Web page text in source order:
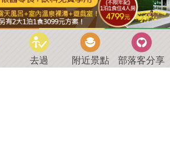
去過 附近景點 部落客分享